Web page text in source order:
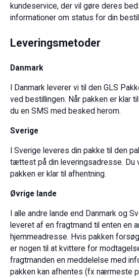
kundeservice, der vil gøre deres
informationer om status for din
Leveringsmetoder
Danmark
I Danmark leverer vi til den GLS
ved bestillingen. Når pakken er klar
du en SMS med besked herom.
Sverige
I Sverige leveres din pakke til den
tættest på din leveringsadresse. Du
pakken er klar til afhentning.
Øvrige lande
I alle andre lande end Danmark og
leveret af en fragtmand til enten en
hjemmeadresse. Hvis pakken
er nogen til at kvittere for
fragtmanden en meddelelse med
pakken kan afhentes (fx nærmeste